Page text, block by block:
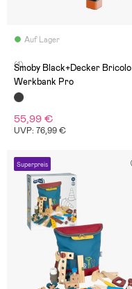
Auf Lager
(1)
Smoby Black+Decker Bricolo
Werkbank Pro
55,99 €
UVP: 76,99 €
Superpreis